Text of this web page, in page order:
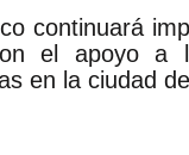
continuará
el apoyo
en la ciudad